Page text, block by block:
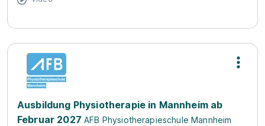
Ausbildung Physiotherapie in Mannheim ab
Februar 2027 AFB Physiotherapieschule Mannheim